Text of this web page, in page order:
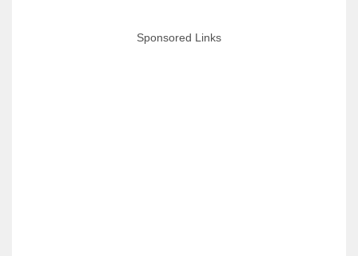
Sponsored Links